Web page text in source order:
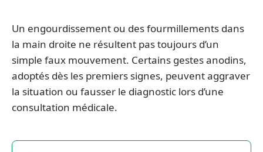
Un engourdissement ou des fourmillements dans
la main droite ne résultent pas toujours d’un
simple faux mouvement. Certains gestes anodins,
adoptés dès les premiers signes, peuvent aggraver
la situation ou fausser le diagnostic lors d’une
consultation médicale.